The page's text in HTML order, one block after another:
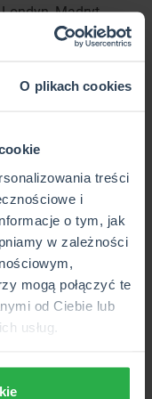
O plikach cookies
treści
i
o tym, jak
w zależności
mogą połączyć te
od Ciebie lub
usług.
Madryt,
polecamy
się na city
tego państwa